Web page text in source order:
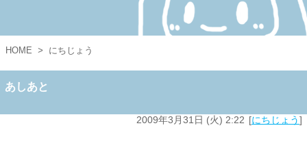
HOME > にちじょう
あしあと
2009年3月31日 (火) 2:22 にちじょう